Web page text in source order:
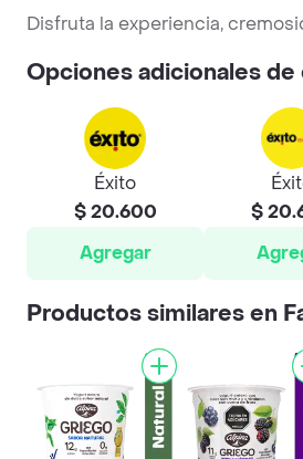
Disfruta la experiencia,
Opciones adicionales de
Éxito
$ 20.600
Agregar
$
Productos similares en